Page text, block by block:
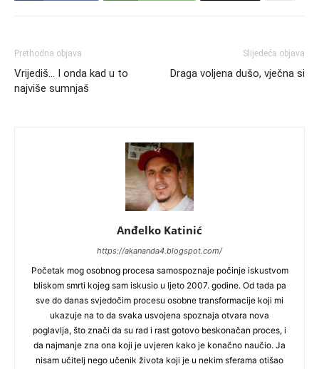
Prethodna objava
Vrijediš… I onda kad u to
najviše sumnjaš
Slijedeća objava
Draga voljena dušo, vječna si
Anđelko Katinić
https://akananda4.blogspot.com/
Početak mog osobnog procesa samospoznaje počinje iskustvom
bliskom smrti kojeg sam iskusio u ljeto 2007. godine. Od tada pa
sve do danas svjedočim procesu osobne transformacije koji mi
ukazuje na to da svaka usvojena spoznaja otvara nova
poglavlja, što znači da su rad i rast gotovo beskonačan proces, i
da najmanje zna ona koji je uvjeren kako je konačno naučio. Ja
nisam učitelj nego učenik života koji je u nekim sferama otišao